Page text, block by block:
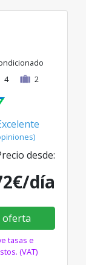
4 2
desde:
día
oferta
tasas e
(VAT)